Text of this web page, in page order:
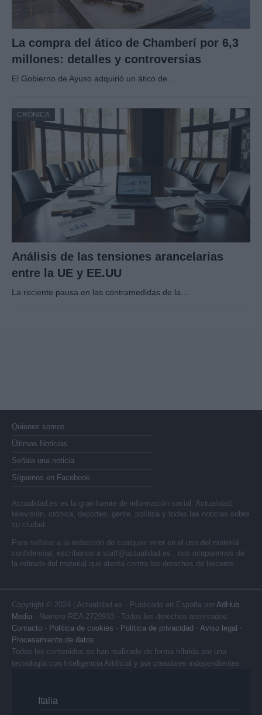
La compra del ático de Chamberí por 6,3
millones: detalles y controversias
El Gobierno de Ayuso adquirió un ático de…
CRÓNICA
Análisis de las tensiones arancelarias
entre la UE y EE.UU
La reciente pausa en las contramedidas de la…
Quienes somos
Últimas Noticias
Señala una noticia
Síguenos en Facebook
Actualidad.es es la gran fuente de información social. Actualidad,
televisión, crónica, deportes, gente, política y todas las noticias sobre
su ciudad.
Para señalar a la redacción de cualquier error en el uso del material
confidencial, escríbanos a staff@actualidad.es : nos ocuparemos de
la retirada del material que atenta contra los derechos de terceros.
Copyright © 2024 | Actualidad.es - Publicado en España por AdHub
Media - Numero REA 2729933 - Todos los derechos reservados.
Contacto - Politica de cookies - Política de privacidad - Aviso legal -
Procesamiento de datos
Todos los contenidos se han realizado de forma híbrida por una
tecnología con Inteligencia Artificial y por creadores independientes
Italia